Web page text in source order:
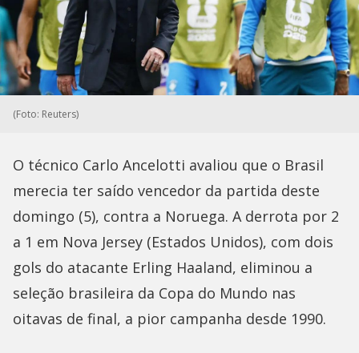
(Foto: Reuters)
O técnico Carlo Ancelotti avaliou que o Brasil
merecia ter saído vencedor da partida deste
domingo (5), contra a Noruega. A derrota por 2
a 1 em Nova Jersey (Estados Unidos), com dois
gols do atacante Erling Haaland, eliminou a
seleção brasileira da Copa do Mundo nas
oitavas de final, a pior campanha desde 1990.